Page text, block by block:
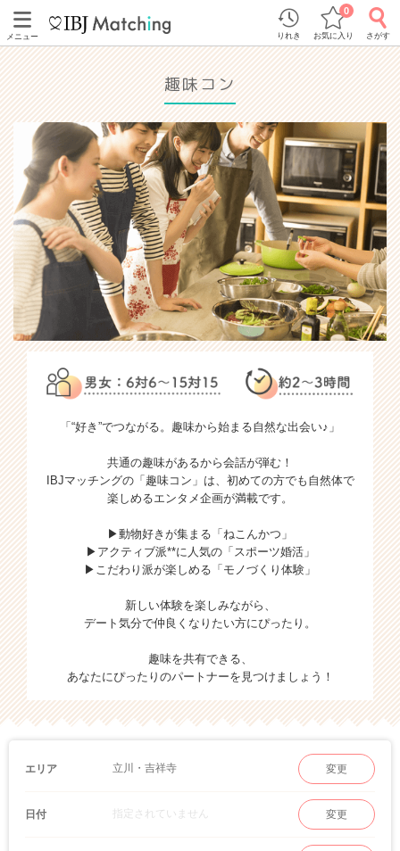
メニュー りれき お気に入り
0
さがす
趣味コン
「“好き”でつながる。趣味から始まる自然な出会い♪」
共通の趣味があるから会話が弾む！
IBJマッチングの「趣味コン」は、初めての方でも自然体で
楽しめるエンタメ企画が満載です。
▶動物好きが集まる「ねこんかつ」
▶アクティブ派**に人気の「スポーツ婚活」
▶こだわり派が楽しめる「モノづくり体験」
新しい体験を楽しみながら、
デート気分で仲良くなりたい方にぴったり。
趣味を共有できる、
あなたにぴったりのパートナーを見つけましょう！
エリア 立川・吉祥寺 変更
日付 指定されていません 変更